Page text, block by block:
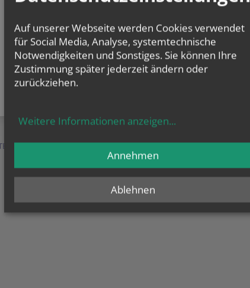
&
SERVICE &
MENSCHEN &
Auf unserer Webseite werden Cookies verwendet
für Social Media, Analyse, systemtechnische
Notwendigkeiten und Sonstiges. Sie können Ihre
Zustimmung später jederzeit ändern oder
zurückziehen.
Weitere Informationen anzeigen...
Ablehnen
Annehmen